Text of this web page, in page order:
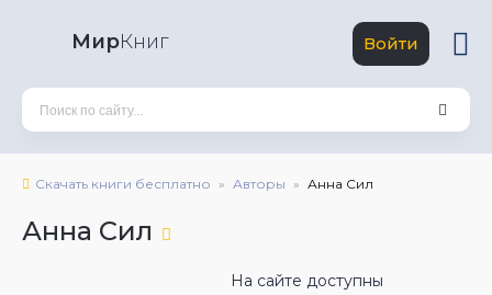
МирКниг Войти
Скачать книги бесплатно Авторы Анна Сил
Анна Сил
На сайте доступны